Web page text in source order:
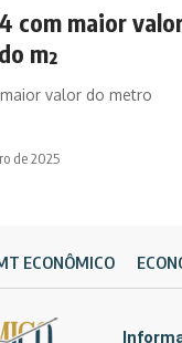
com maior
m²
valor do metro
de 2025
ECONÔMICO